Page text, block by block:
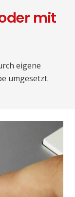
mit
eigene
umgesetzt.